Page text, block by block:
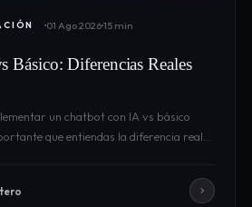
01 Ago 202615 min
Básico: Diferencias Reales
un chatbot con IA vs básico
que entiendas la diferencia real…